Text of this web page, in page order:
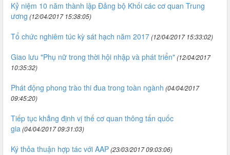
Kỷ niệm 10 năm thành lập Đảng bộ Khối các cơ quan Trung
ương (12/04/2017 15:38:05)
Tổ chức nghiêm túc kỳ sát hạch năm 2017(12/04/2017 15:33:02)
Giao lưu "Phụ nữ trong thời hội nhập và phát triển"(12/04/2017
10:35:32)
Phát động phong trào thi đua trong toàn ngành (04/04/2017
09:45:20)
Tiếp tục khẳng định vị thế cơ quan thông tấn quốc
gia(04/04/2017 09:31:03)
Ký thỏa thuận hợp tác với AAP(23/03/2017 09:03:06)